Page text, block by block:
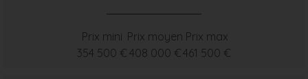
Prix mini
354 500 €
Prix moyen
408 000 €
Prix max
461 500 €